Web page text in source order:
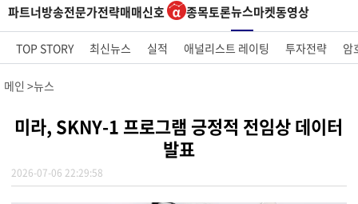
파트너방송전문가전략매매신호 종목토론뉴스마켓동영상
TOP STORY 최신뉴스 실적 애널리스트 레이팅 투자전략 암
메인 뉴스
미라, SKNY-1 프로그램 긍정적 전임상 데이터
발표
2026-07-06 22:29:58